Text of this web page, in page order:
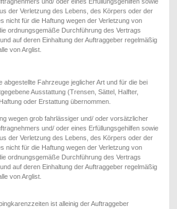
und/ oder eines Erfüllungsgehilfen sowie
der Verletzung des Lebens, des Körpers oder der
nicht für die Haftung wegen der Verletzung von
ordnungsgemäße Durchführung des Vertrags
auf deren Einhaltung der Auftraggeber regelmäßig
von Arglist.
abgestellte Fahrzeuge jeglicher Art und für die bei
Ausstattung (Trensen, Sättel, Halfter,
oder Erstattung übernommen.
wegen grob fahrlässiger und/ oder vorsätzlicher
und/ oder eines Erfüllungsgehilfen sowie
der Verletzung des Lebens, des Körpers oder der
nicht für die Haftung wegen der Verletzung von
ordnungsgemäße Durchführung des Vertrags
auf deren Einhaltung der Auftraggeber regelmäßig
von Arglist.
ist alleinig der Auftraggeber